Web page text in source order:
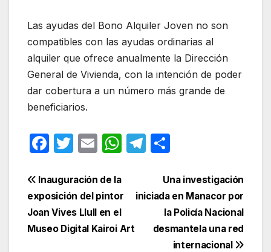
Las ayudas del Bono Alquiler Joven no son
compatibles con las ayudas ordinarias al
alquiler que ofrece anualmente la Dirección
General de Vivienda, con la intención de poder
dar cobertura a un número más grande de
beneficiarios.
F
c
e
b
o
T
itt
er
E
ail
W
s
A
p
T
gr
m
m
p
ar
tir
Navegación
de
entradas
Una investigación
iniciada en Manacor por
la Policía Nacional
desmantela una red
internacional
Inauguración de la
exposición del pintor
Joan Vives Llull en el
Museo Digital Kairoi Art